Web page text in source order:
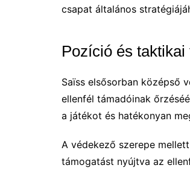
csapat általános
Pozíció és
Saïss elsősorban középső
ellenfél támadóinak
a játékot és hatékonyan
A védekező szerepe
támogatást nyújtva az